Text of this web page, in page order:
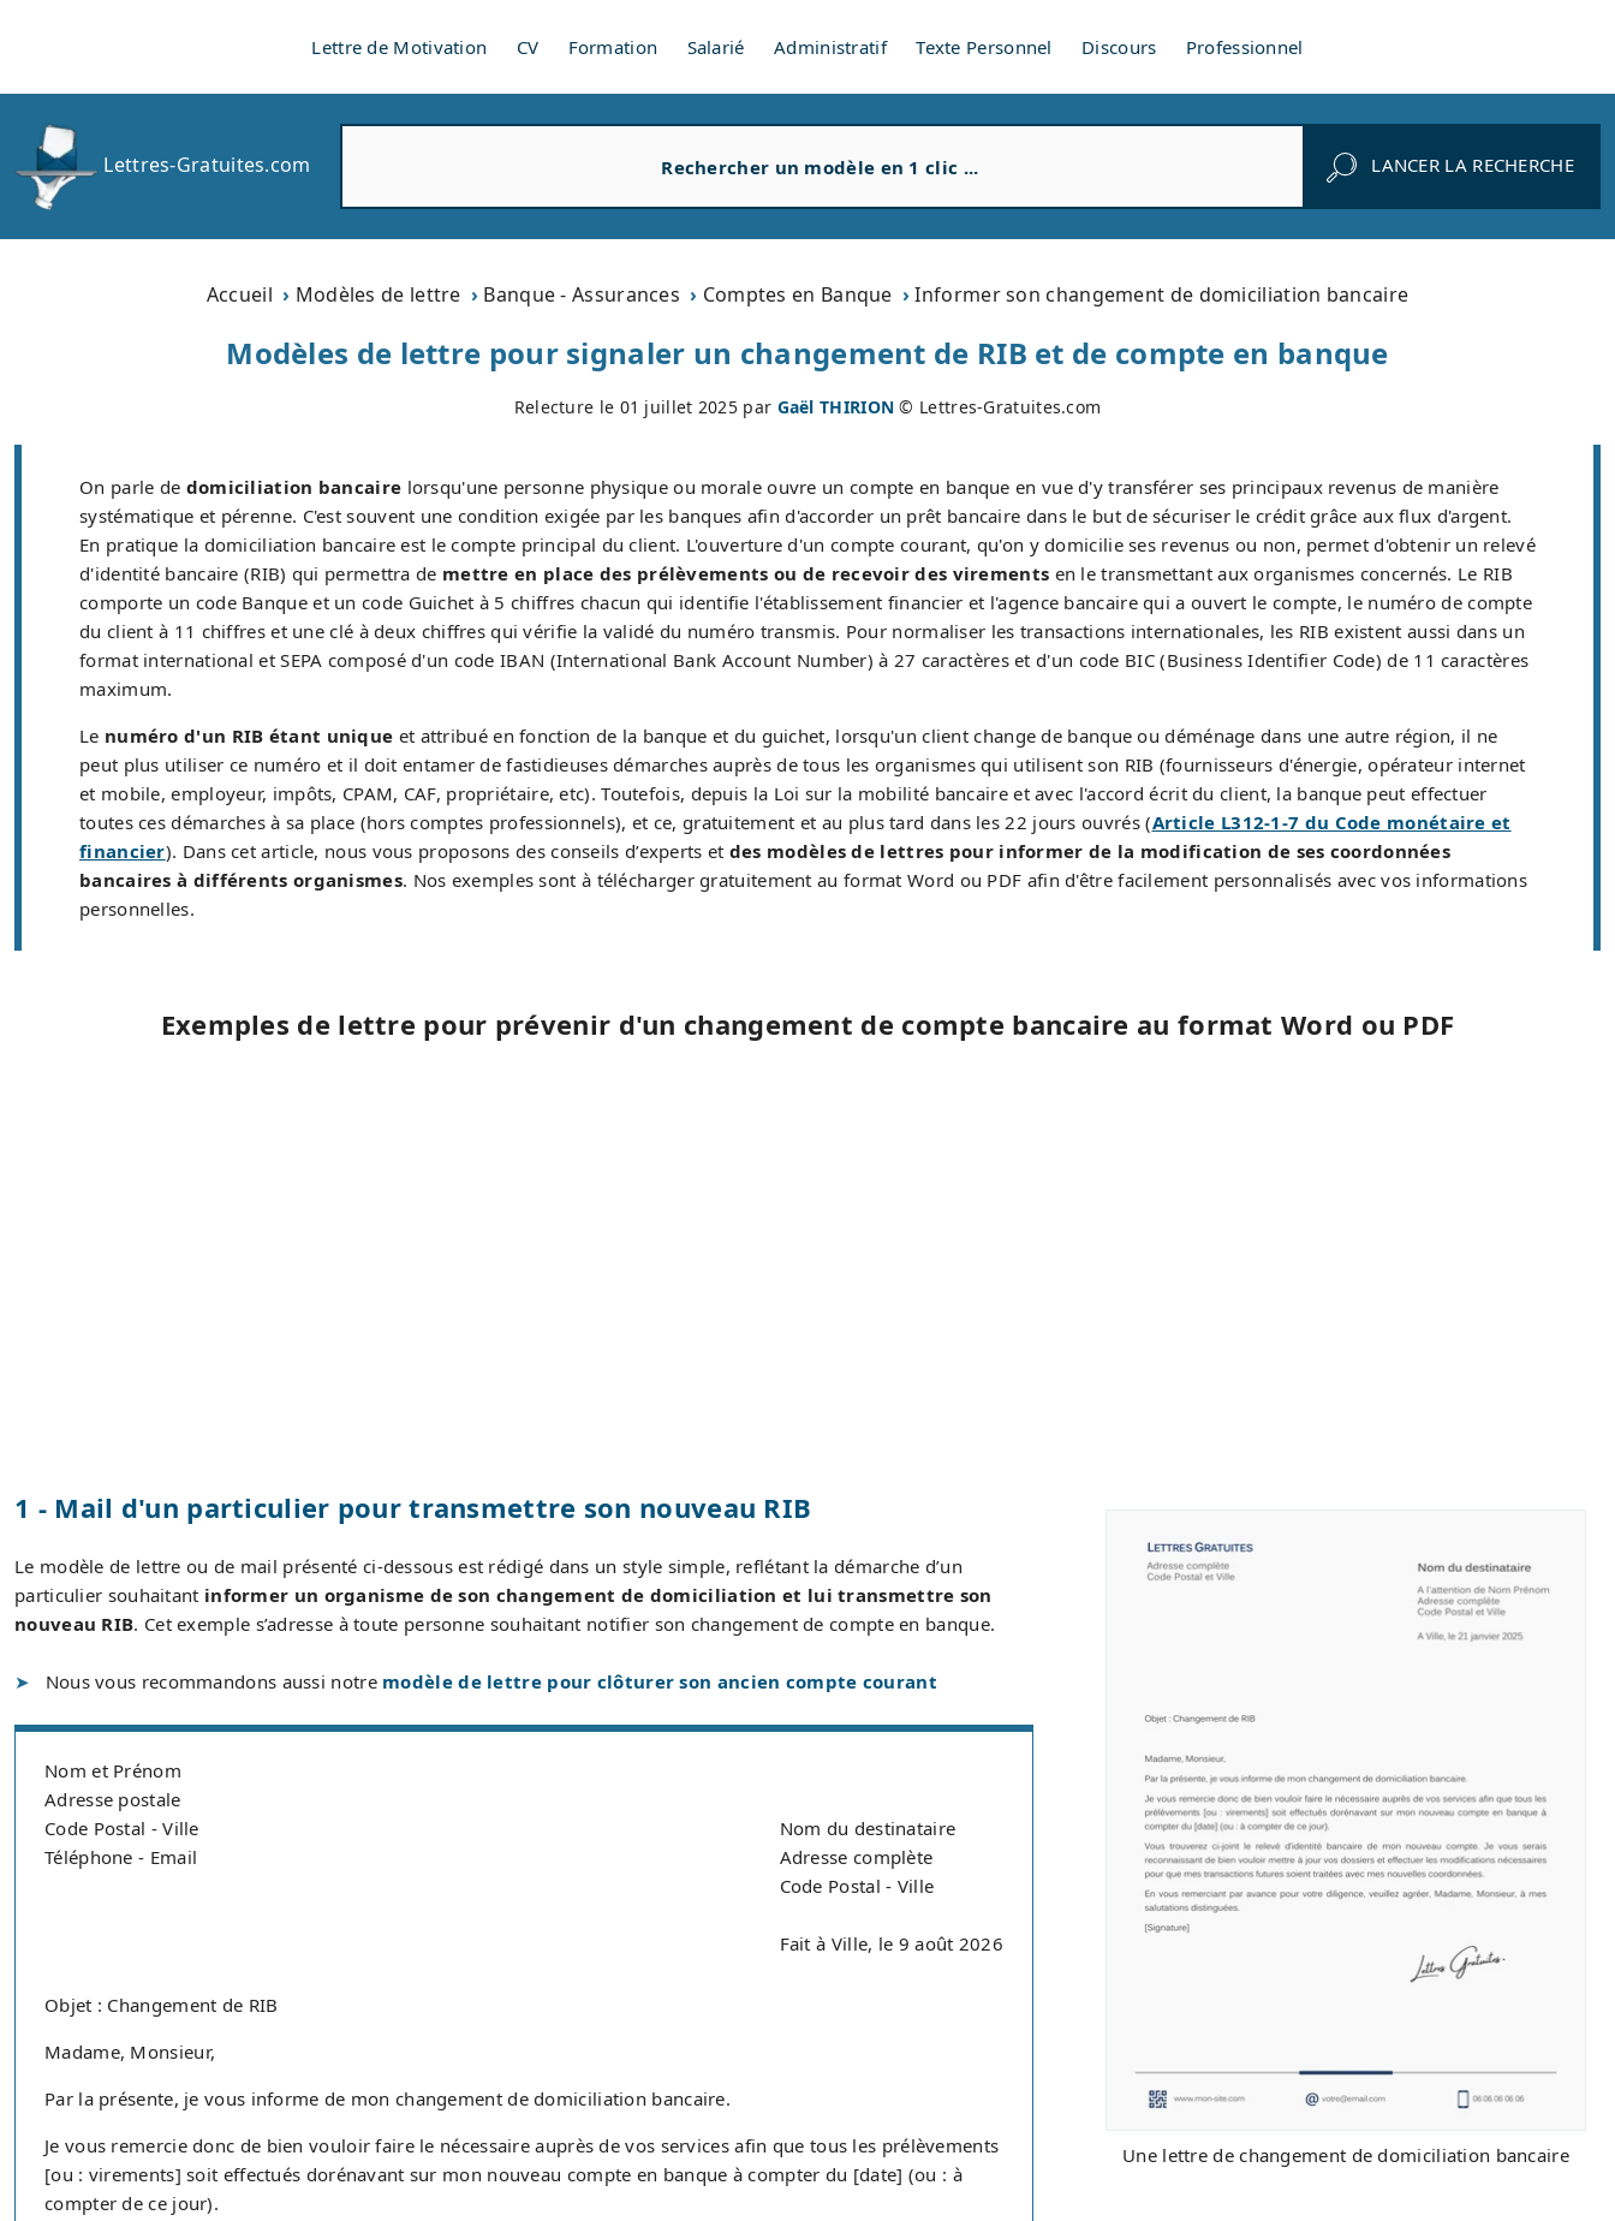
Lettre de Motivation CV Formation Salarié Administratif Texte Personnel Discours Professionnel
Lettres-Gratuites.com
r
h
e
LANCER LA RECHERCHE
Accueil Modèles de lettre Banque - Assurances Comptes en Banque Informer son changement de domiciliation bancaire
Modèles de lettre pour signaler un changement de RIB et de compte en banque
Relecture le 01 juillet 2025 par Gaël THIRION © Lettres-Gratuites.com
On parle de domiciliation bancaire lorsqu'une personne physique ou morale ouvre un compte en banque en vue d'y transférer ses principaux revenus de manière
systématique et pérenne. C'est souvent une condition exigée par les banques afin d'accorder un prêt bancaire dans le but de sécuriser le crédit grâce aux flux d'argent.
En pratique la domiciliation bancaire est le compte principal du client. L'ouverture d'un compte courant, qu'on y domicilie ses revenus ou non, permet d'obtenir un relevé
d'identité bancaire (RIB) qui permettra de mettre en place des prélèvements ou de recevoir des virements en le transmettant aux organismes concernés. Le RIB
comporte un code Banque et un code Guichet à 5 chiffres chacun qui identifie l'établissement financier et l'agence bancaire qui a ouvert le compte, le numéro de compte
du client à 11 chiffres et une clé à deux chiffres qui vérifie la validé du numéro transmis. Pour normaliser les transactions internationales, les RIB existent aussi dans un
format international et SEPA composé d'un code IBAN (International Bank Account Number) à 27 caractères et d'un code BIC (Business Identifier Code) de 11 caractères
maximum.
Le numéro d'un RIB étant unique et attribué en fonction de la banque et du guichet, lorsqu'un client change de banque ou déménage dans une autre région, il ne
peut plus utiliser ce numéro et il doit entamer de fastidieuses démarches auprès de tous les organismes qui utilisent son RIB (fournisseurs d'énergie, opérateur internet
et mobile, employeur, impôts, CPAM, CAF, propriétaire, etc). Toutefois, depuis la Loi sur la mobilité bancaire et avec l'accord écrit du client, la banque peut effectuer
toutes ces démarches à sa place (hors comptes professionnels), et ce, gratuitement et au plus tard dans les 22 jours ouvrés (Article L312-1-7 du Code monétaire et
financier). Dans cet article, nous vous proposons des conseils d’experts et des modèles de lettres pour informer de la modification de ses coordonnées
bancaires à différents organismes. Nos exemples sont à télécharger gratuitement au format Word ou PDF afin d'être facilement personnalisés avec vos informations
personnelles.
Exemples de lettre pour prévenir d'un changement de compte bancaire au format Word ou PDF
1 - Mail d'un particulier pour transmettre son nouveau RIB
Le modèle de lettre ou de mail présenté ci-dessous est rédigé dans un style simple, reflétant la démarche d’un
particulier souhaitant informer un organisme de son changement de domiciliation et lui transmettre son
nouveau RIB. Cet exemple s’adresse à toute personne souhaitant notifier son changement de compte en banque.
Nous vous recommandons aussi notre modèle de lettre pour clôturer son ancien compte courant
Nom et Prénom
Adresse postale
Code Postal - Ville
Téléphone - Email
Nom du destinataire
Adresse complète
Code Postal - Ville
Fait à Ville, le 9 août 2026
Objet : Changement de RIB
Madame, Monsieur,
Par la présente, je vous informe de mon changement de domiciliation bancaire.
Je vous remercie donc de bien vouloir faire le nécessaire auprès de vos services afin que tous les prélèvements
[ou : virements] soit effectués dorénavant sur mon nouveau compte en banque à compter du [date] (ou : à
compter de ce jour).
Une lettre de changement de domiciliation bancaire